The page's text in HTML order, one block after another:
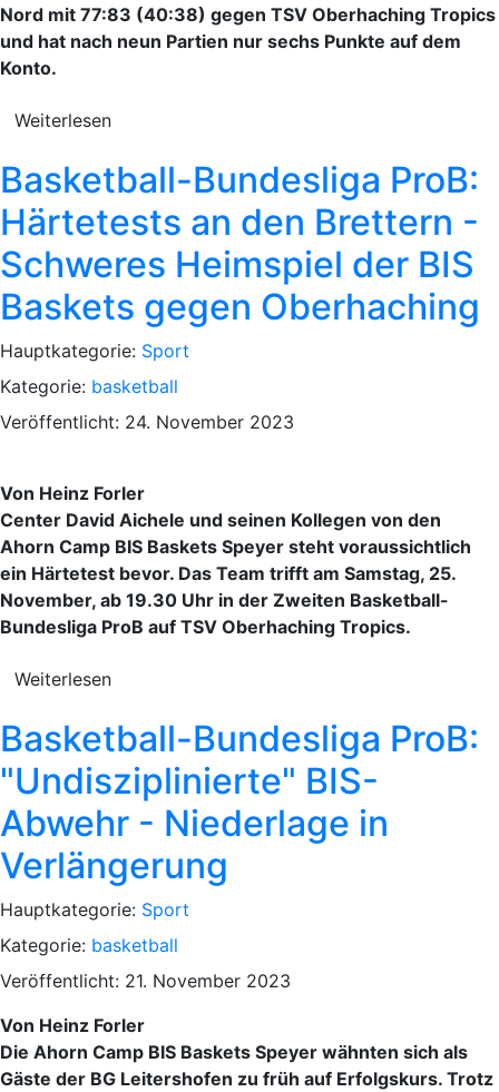
Nord mit 77:83 (40:38) gegen TSV Oberhaching Tropics
und hat nach neun Partien nur sechs Punkte auf dem
Konto.
Weiterlesen
Basketball-Bundesliga ProB:
Härtetests an den Brettern -
Schweres Heimspiel der BIS
Baskets gegen Oberhaching
Hauptkategorie: Sport
Kategorie: basketball
Veröffentlicht: 24. November 2023
Von Heinz Forler
Center David Aichele und seinen Kollegen von den
Ahorn Camp BIS Baskets Speyer steht voraussichtlich
ein Härtetest bevor. Das Team trifft am Samstag, 25.
November, ab 19.30 Uhr in der Zweiten Basketball-
Bundesliga ProB auf TSV Oberhaching Tropics.
Weiterlesen
Basketball-Bundesliga ProB:
"Undisziplinierte" BIS-
Abwehr - Niederlage in
Verlängerung
Hauptkategorie: Sport
Kategorie: basketball
Veröffentlicht: 21. November 2023
Von Heinz Forler
Die Ahorn Camp BIS Baskets Speyer wähnten sich als
Gäste der BG Leitershofen zu früh auf Erfolgskurs. Trotz